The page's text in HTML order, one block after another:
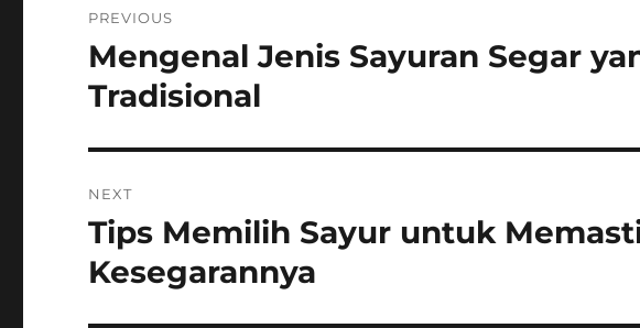
navigation
PREVIOUS
Previous
post:
Mengenal Jenis Sayuran Segar
Tradisional
NEXT
Next
post:
Tips Memilih Sayur untuk
Kesegarannya